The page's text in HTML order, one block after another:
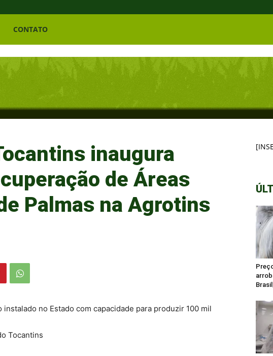
CONTATO
inaugura
de Áreas
Palmas na Agrotins
no Estado com capacidade para produzir 100 mil
Tocantins